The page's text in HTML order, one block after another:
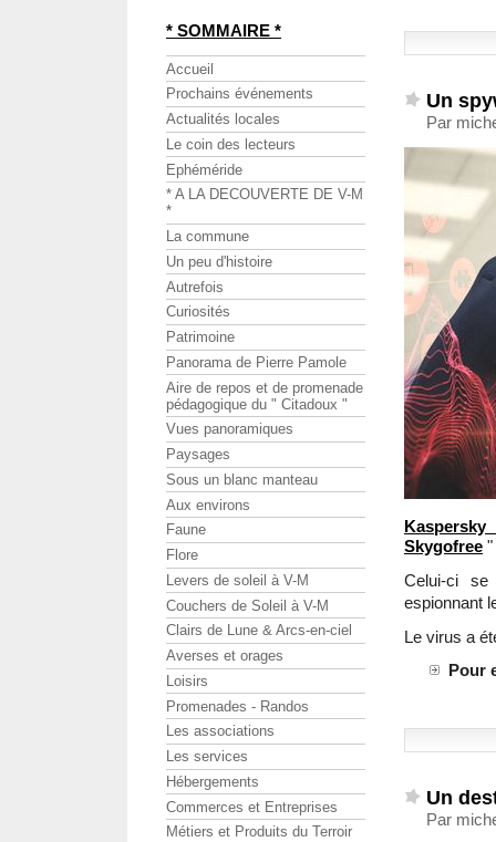
Un
Par
Kaspersky
Skygofree "
Celui-ci se
espionnant
Le virus a
Pour
Un
Par
* SOMMAIRE *
Accueil
Prochains événements
Actualités locales
Le coin des lecteurs
Ephéméride
* A LA DECOUVERTE DE V-M
*
La commune
Un peu d'histoire
Autrefois
Curiosités
Patrimoine
Panorama de Pierre Pamole
Aire de repos et de promenade
pédagogique du " Citadoux "
Vues panoramiques
Paysages
Sous un blanc manteau
Aux environs
Faune
Flore
Levers de soleil à V-M
Couchers de Soleil à V-M
Clairs de Lune & Arcs-en-ciel
Averses et orages
Loisirs
Promenades - Randos
Les associations
Les services
Hébergements
Commerces et Entreprises
Métiers et Produits du Terroir